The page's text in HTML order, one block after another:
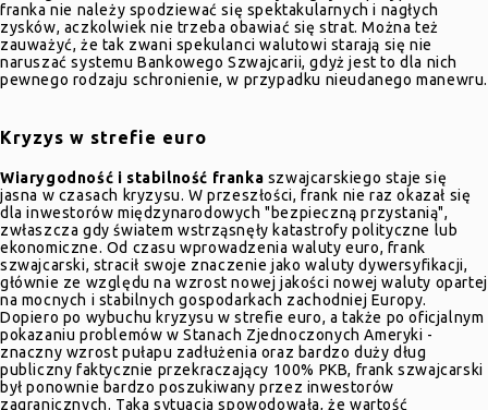
franka nie należy spodziewać się spektakularnych i nagłych
zysków, aczkolwiek nie trzeba obawiać się strat. Można też
zauważyć, że tak zwani spekulanci walutowi starają się nie
naruszać systemu Bankowego Szwajcarii, gdyż jest to dla nich
pewnego rodzaju schronienie, w przypadku nieudanego manewru.
Kryzys w strefie euro
Wiarygodność i stabilność franka szwajcarskiego staje się
jasna w czasach kryzysu. W przeszłości, frank nie raz okazał się
dla inwestorów międzynarodowych "bezpieczną przystanią",
zwłaszcza gdy światem wstrząsnęły katastrofy polityczne lub
ekonomiczne. Od czasu wprowadzenia waluty euro, frank
szwajcarski, stracił swoje znaczenie jako waluty dywersyfikacji,
głównie ze względu na wzrost nowej jakości nowej waluty opartej
na mocnych i stabilnych gospodarkach zachodniej Europy.
Dopiero po wybuchu kryzysu w strefie euro, a także po oficjalnym
pokazaniu problemów w Stanach Zjednoczonych Ameryki -
znaczny wzrost pułapu zadłużenia oraz bardzo duży dług
publiczny faktycznie przekraczający 100% PKB, frank szwajcarski
był ponownie bardzo poszukiwany przez inwestorów
zagranicznych. Taka sytuacja spowodowała, że wartość